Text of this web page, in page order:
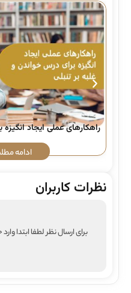
راهکارهای عملی ایجاد
ادامه
نظرات کاربران
برای ارسال نظر لطفا ابتدا